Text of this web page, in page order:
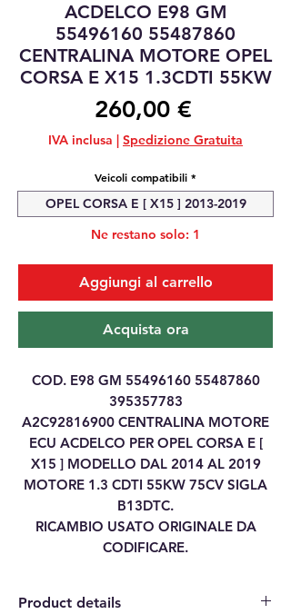
ACDELCO E98 GM
55496160 55487860
CENTRALINA MOTORE OPEL
CORSA E X15 1.3CDTI 55KW
260,00 €
IVA inclusa | Spedizione Gratuita
Veicoli compatibili *
OPEL CORSA E [ X15 ] 2013-2019
Ne restano solo: 1
Aggiungi al carrello
Acquista ora
COD. E98 GM 55496160 55487860
395357783
A2C92816900 CENTRALINA MOTORE
ECU ACDELCO PER OPEL CORSA E [
X15 ] MODELLO DAL 2014 AL 2019
MOTORE 1.3 CDTI 55KW 75CV SIGLA
B13DTC.
RICAMBIO USATO ORIGINALE DA
CODIFICARE.
Product details